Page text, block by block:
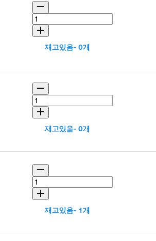
재고있음- 0개
재고있음- 0개
재고있음- 1개